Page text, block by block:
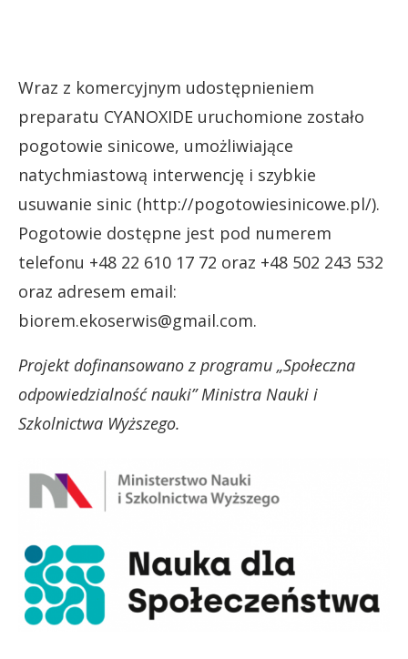
Wraz z komercyjnym udostępnieniem
preparatu CYANOXIDE uruchomione zostało
pogotowie sinicowe, umożliwiające
natychmiastową interwencję i szybkie
usuwanie sinic (http://pogotowiesinicowe.pl/).
Pogotowie dostępne jest pod numerem
telefonu +48 22 610 17 72 oraz +48 502 243 532
oraz adresem email:
biorem.ekoserwis@gmail.com.
Projekt dofinansowano z programu „Społeczna
odpowiedzialność nauki” Ministra Nauki i
Szkolnictwa Wyższego.